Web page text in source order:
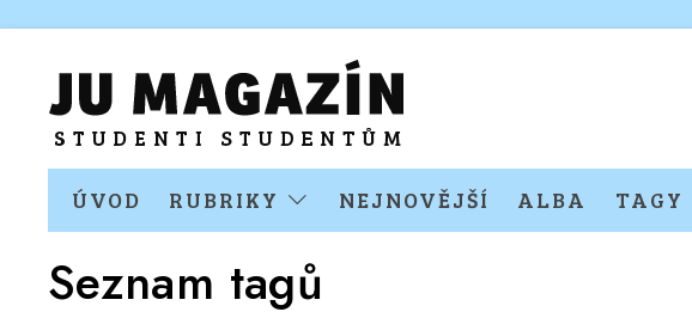
ÚVOD RUBRIKY NEJNOVĚJŠÍ ALBA TAGY
Seznam tagů